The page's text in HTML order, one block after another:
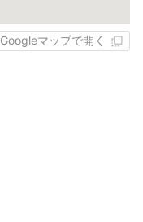
Googleマップで開く